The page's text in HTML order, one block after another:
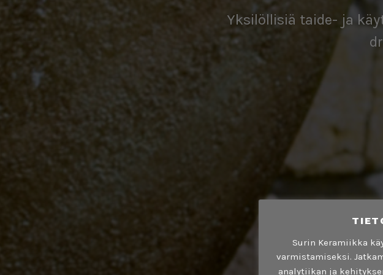
Yksilöllisiä taide- ja
Surin Keramiikka
varmistamiseksi.
analytiikan ja